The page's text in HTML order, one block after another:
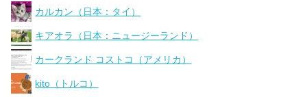
カルカン（日本：タイ）
キアオラ（日本：ニュージーランド）
カークランド コストコ（アメリカ）
kito（トルコ）